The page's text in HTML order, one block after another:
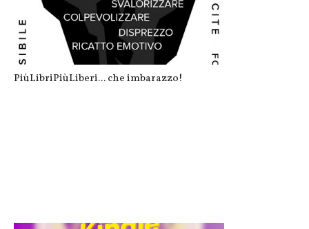
PiùLibriPiùLiberi... che imbarazzo!